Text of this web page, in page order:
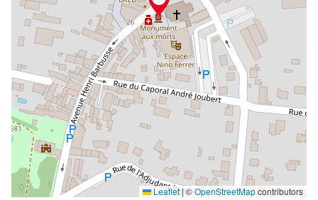
Leaflet|©OpenStreetMapcontributors